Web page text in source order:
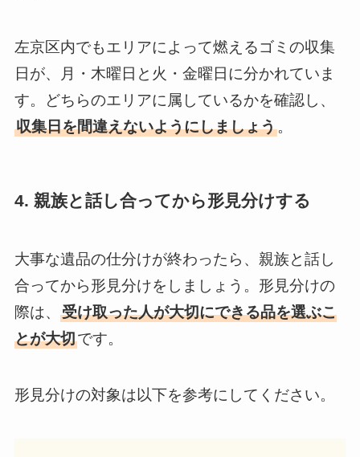
左京区内でもエリアによって燃えるゴミの収集
日が、月・木曜日と火・金曜日に分かれていま
す。どちらのエリアに属しているかを確認し、
収集日を間違えないようにしましょう。
4. 親族と話し合ってから形見分けする
大事な遺品の仕分けが終わったら、親族と話し
合ってから形見分けをしましょう。形見分けの
際は、 受け取った人が大切にできる品を選ぶこ
とが大切です。
形見分けの対象は以下を参考にしてください。